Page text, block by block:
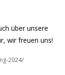
über unsere
wir freuen uns!
2024/